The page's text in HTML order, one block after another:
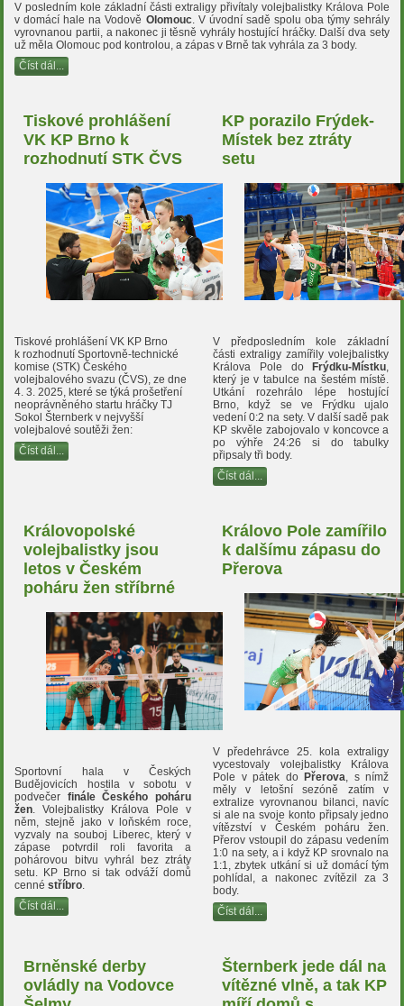
V posledním kole základní části extraligy přivítaly volejbalistky Králova Pole
v domácí hale na Vodově Olomouc. V úvodní sadě spolu oba týmy sehrály
vyrovnanou partii, a nakonec ji těsně vyhrály hostující hráčky. Další dva sety
už měla Olomouc pod kontrolou, a zápas v Brně tak vyhrála za 3 body.
Číst dál...
Tiskové prohlášení
VK KP Brno k
rozhodnutí STK ČVS
Tiskové prohlášení VK KP Brno
k rozhodnutí Sportovně-technické
komise (STK) Českého
volejbalového svazu (ČVS), ze dne
4. 3. 2025, které se týká prošetření
neoprávněného startu hráčky TJ
Sokol Šternberk v nejvyšší
volejbalové soutěži žen:
Číst dál...
KP porazilo Frýdek-
Místek bez ztráty
setu
V předposledním kole základní
části extraligy zamířily volejbalistky
Králova Pole doFrýdku-Místku,
který je v tabulce na šestém místě.
Utkání rozehrálo lépe hostující
Brno, když se ve Frýdku ujalo
vedení 0:2 na sety. V další sadě pak
KP skvěle zabojovalo v koncovce a
po výhře 24:26 si do tabulky
připsaly tři body.
Číst dál...
Královopolské
volejbalistky jsou
letos v Českém
poháru žen stříbrné
Sportovní hala v Českých
Budějovicích hostila v sobotu v
podvečer finále Českého poháru
žen . Volejbalistky Králova Pole v
něm, stejně jako v loňském roce,
vyzvaly na souboj Liberec, který v
zápase potvrdil roli favorita a
pohárovou bitvu vyhrál bez ztráty
setu. KP Brno si tak odváží domů
cennéstříbro
Číst dál...
Královo Pole zamířilo
k dalšímu zápasu do
Přerova
V předehrávce 25. kola extraligy
vycestovaly volejbalistky Králova
Pole v pátek do Přerova, s nímž
měly v letošní sezóně zatím v
extralize vyrovnanou bilanci, navíc
si ale na svoje konto připsaly jedno
vítězství v Českém poháru žen.
Přerov vstoupil do zápasu vedením
1:0 na sety, a i když KP srovnalo na
1:1, zbytek utkání si už domácí tým
pohlídal, a nakonec zvítězil za 3
body.
Číst dál...
Brněnské derby
ovládly na Vodovce
Šternberk jede dál na
vítězné vlně, a tak KP